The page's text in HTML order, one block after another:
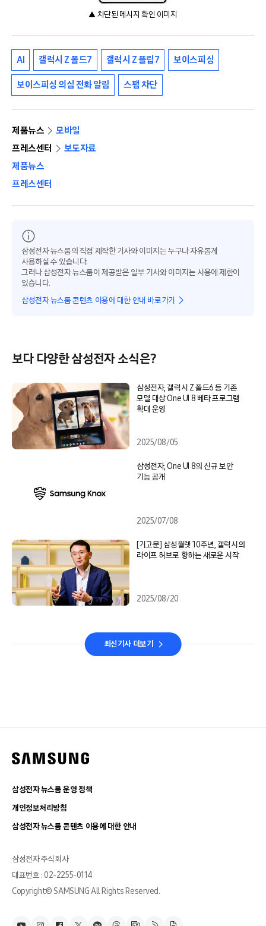
▲ 차단된 메시지 확인 이미지
AI 갤럭시 Z 폴드7 갤럭시 Z 플립7 보이스피싱
보이스피싱 의심 전화 알림 스팸 차단
제품뉴스
모바일
프레스센터
보도자료
제품뉴스
프레스센터
삼성전자 뉴스룸의 직접 제작한 기사와 이미지는 누구나 자유롭게
사용하실 수 있습니다.
그러나 삼성전자 뉴스룸이 제공받은 일부 기사와 이미지는 사용에 제한이
있습니다.
삼성전자 뉴스룸 콘텐츠 이용에 대한 안내 바로가기
보다 다양한 삼성전자 소식은?
삼성전자, 갤럭시 Z 폴드6 등 기존
모델 대상 One UI 8 베타 프로그램
확대 운영
2025/08/05
삼성전자, One UI 8의 신규 보안
기능 공개
2025/07/08
[기고문] 삼성월렛 10주년, 갤럭시의
라이프 허브로 향하는 새로운 시작
2025/08/20
최신기사 더보기
삼성전자 뉴스룸 운영 정책
개인정보처리방침
삼성전자 뉴스룸 콘텐츠 이용에 대한 안내
삼성전자 주식회사
대표번호 : 02-2255-0114
Copyright© SAMSUNG All Rights Reserved.